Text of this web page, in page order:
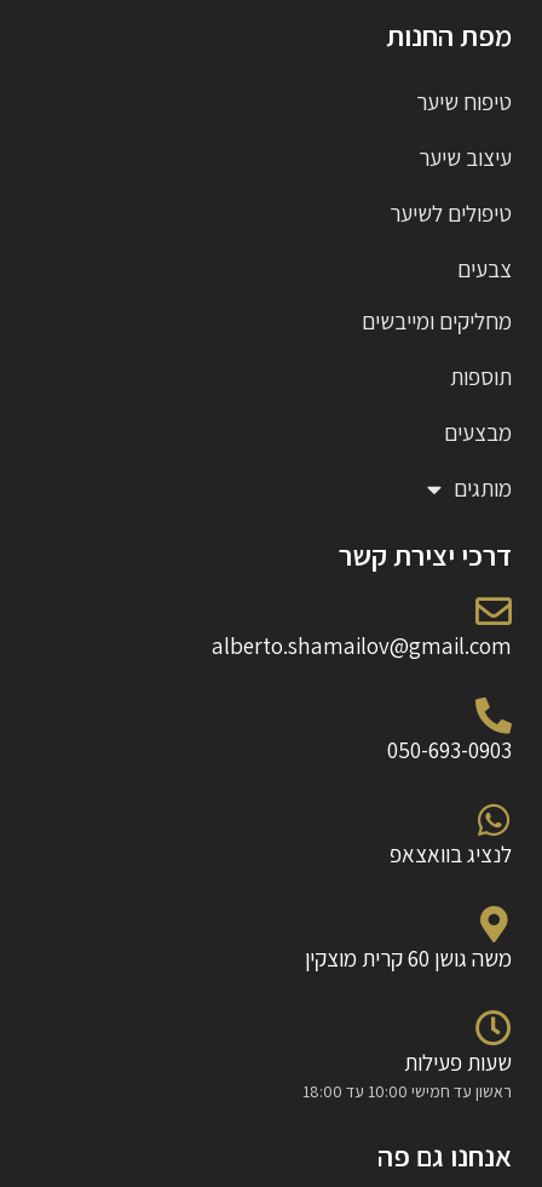
מפת החנות
טיפוח שיער
עיצוב שיער
טיפולים לשיער
צבעים
מחליקים ומייבשים
תוספות
מבצעים
מותגים
דרכי יצירת קשר
alberto.shamailov@gmail.com
050-693-0903
לנציג בוואצאפ
משה גושן 60 קרית מוצקין
שעות פעילות
ראשון עד חמישי 10:00 עד 18:00
אנחנו גם פה